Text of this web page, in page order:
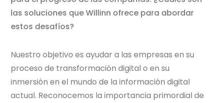
las soluciones que Willinn ofrece para abordar
estos desafíos?
Nuestro objetivo es ayudar a las empresas en su
proceso de transformación digital o en su
inmersión en el mundo de la información digital
actual. Reconocemos la importancia primordial de